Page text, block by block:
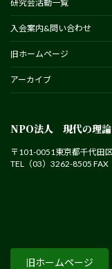
研究会活動一覧
入会案内&問い合わせ
旧ホームページ
アーカイブ
NPO法人 現代の理論
〒101-0051東京都千代田
TEL（03）3262-8505
旧ホームページ